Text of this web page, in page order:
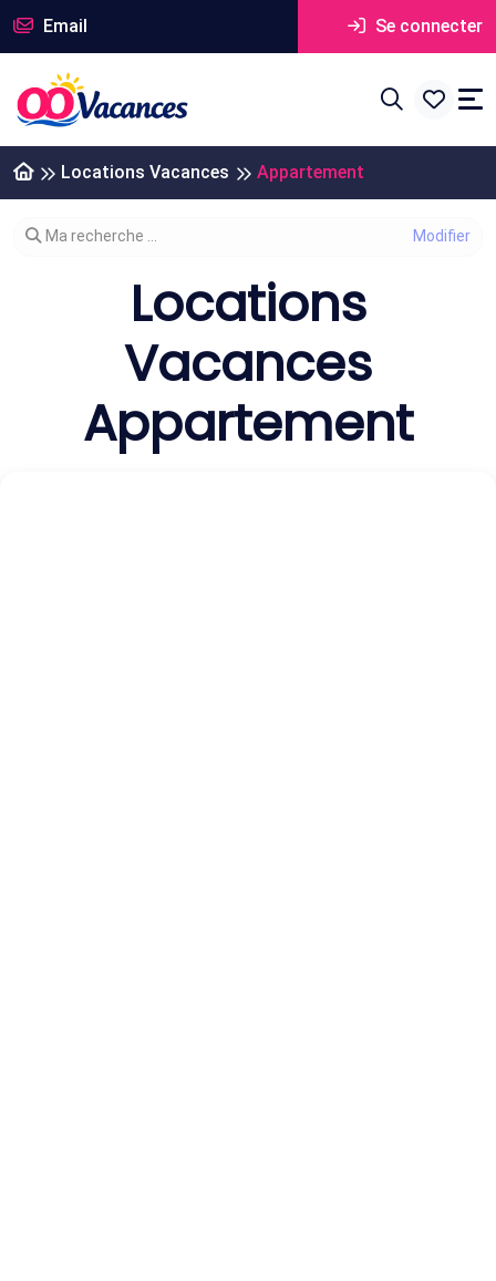
Email Se connecter
Locations Vacances Appartement
Modifier votre recherche
Ma recherche ...
Locations
Vacances
Appartement